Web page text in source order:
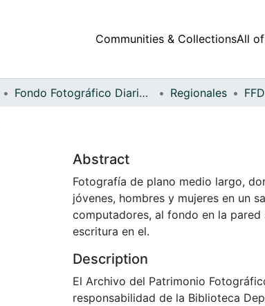
Communities & CollectionsAll
Fondo Fotográfico Diario Occidente Regionales
Abstract
Fotografía de plano medio largo,
jóvenes, hombres y mujeres en un
computadores, al fondo en la
escritura en el.
Description
El Archivo del Patrimonio
responsabilidad de la Biblioteca